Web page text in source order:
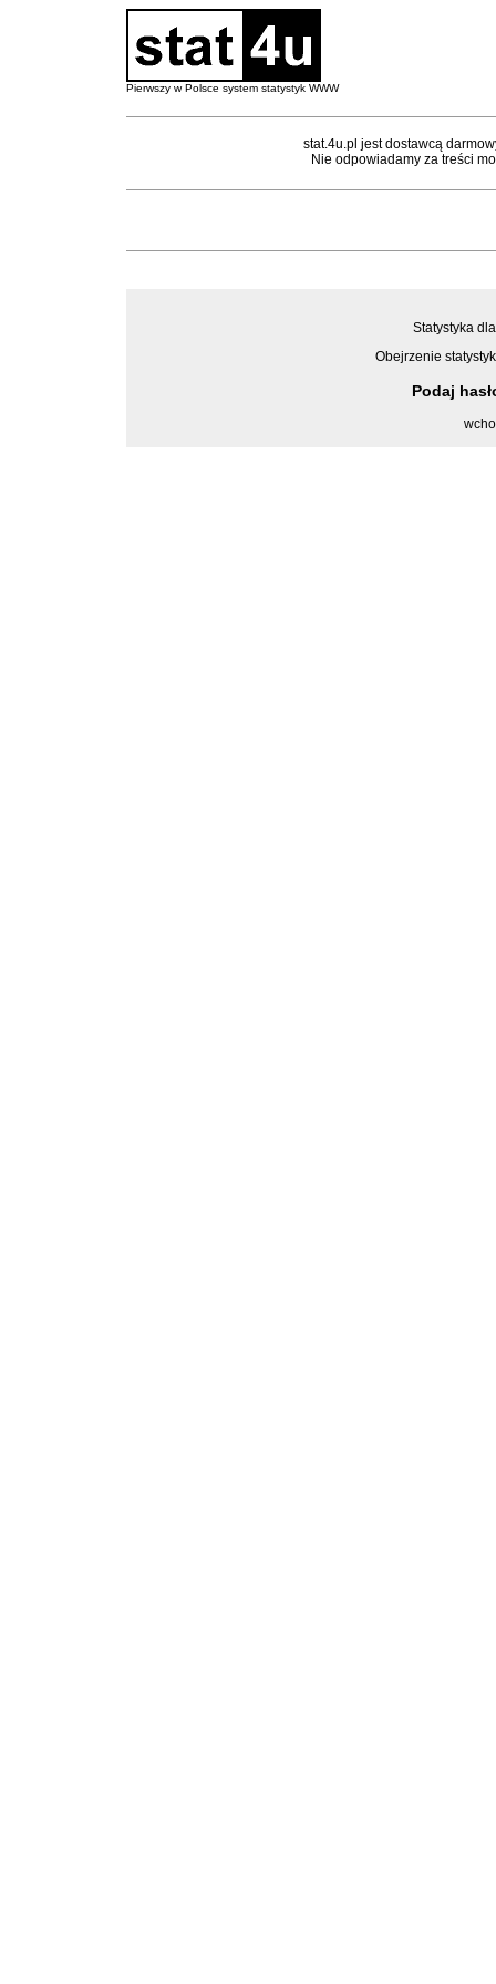
Pierwszy w Polsce system statystyk WWW
stat.4u.pl jest dostawcą
Nie odpowiadamy za treści
Statystyka
Obejrzenie
Podaj